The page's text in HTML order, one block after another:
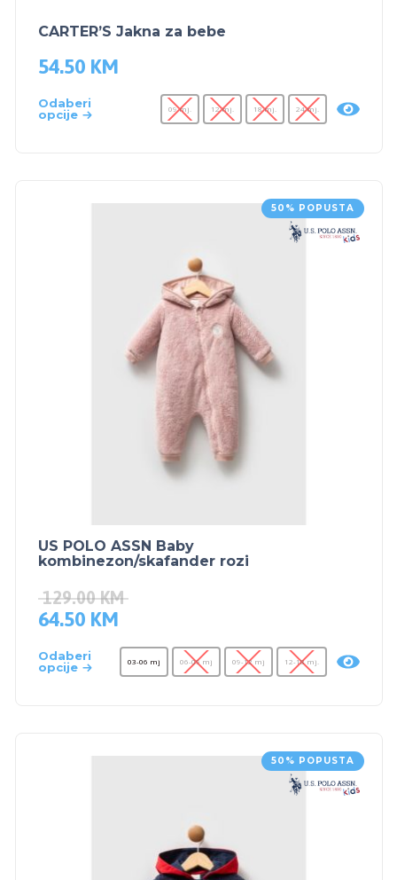
CARTER’S Jakna za bebe
54.50 KM
Odaberi
opcije
09 mj. 12 mj. 18 mj. 24 mj.
50% POPUSTA
US POLO ASSN Baby
kombinezon/skafander rozi
129.00KM
64.50 KM
Odaberi
opcije
03-06 mj 06-09 mj 09-12 mj 12-18 mj.
50% POPUSTA